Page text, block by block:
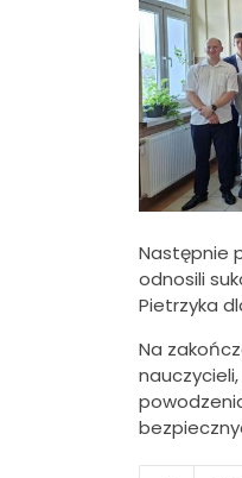
Następnie
odnosili
Pietrzyka
Na